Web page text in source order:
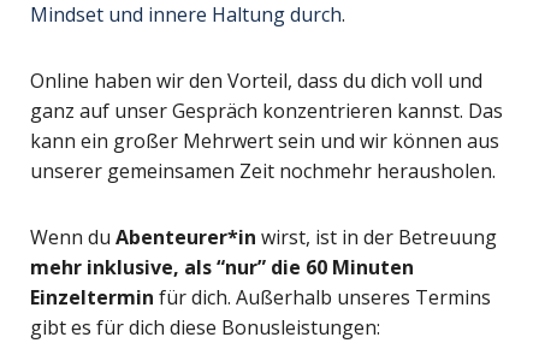
Mindset und innere Haltung durch.
Online haben wir den Vorteil, dass du dich voll und
ganz auf unser Gespräch konzentrieren kannst. Das
kann ein großer Mehrwert sein und wir können aus
unserer gemeinsamen Zeit nochmehr herausholen.
Wenn du Abenteurer*in wirst, ist in der Betreuung
mehr inklusive, als “nur” die 60 Minuten
Einzeltermin für dich. Außerhalb unseres Termins
gibt es für dich diese Bonusleistungen: